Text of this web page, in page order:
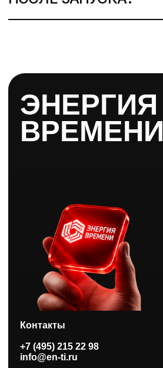
ЭНЕРГИЯ
ВРЕМЕНИ
Контакты
+7 (495) 215 22 98
info@en-ti.ru